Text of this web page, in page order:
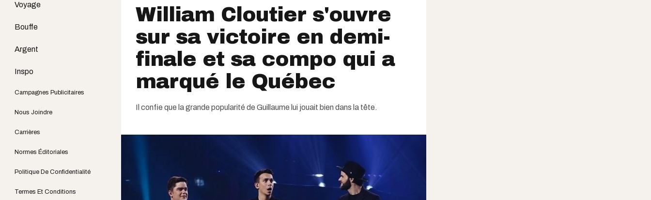
Voyage
Bouffe
Argent
Inspo
Campagnes Publicitaires
Nous Joindre
Carrières
Normes Éditoriales
Politique De Confidentialité
Termes Et Conditions
William Cloutier s'ouvre
sur sa victoire en demi-
finale et sa compo qui a
marqué le Québec
Il confie que la grande popularité de Guillaume lui jouait bien dans la tête.